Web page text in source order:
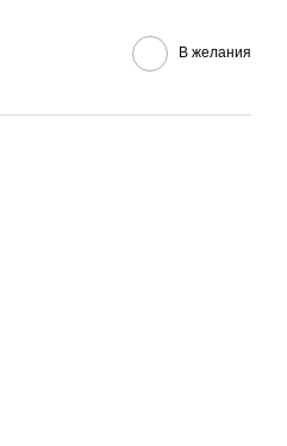
В желания